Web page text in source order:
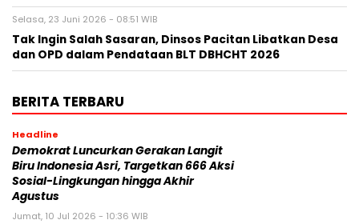
Selasa, 23 Juni 2026 - 08:51 WIB
Tak Ingin Salah Sasaran, Dinsos Pacitan Libatkan Desa
dan OPD dalam Pendataan BLT DBHCHT 2026
BERITA TERBARU
Headline
Demokrat Luncurkan Gerakan Langit
Biru Indonesia Asri, Targetkan 666 Aksi
Sosial-Lingkungan hingga Akhir
Agustus
Jumat, 10 Jul 2026 - 10:36 WIB